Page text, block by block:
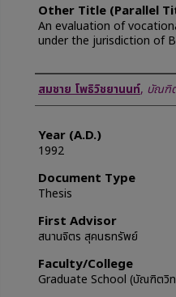
Other Title (Parallel
An evaluation of
under the jurisdiction of
Author
สมชาย โพธิวิชยานนท์, บัณฑิ
Year (A.D.)
1992
Document Type
Thesis
First Advisor
สนานจิตร สุคนธทรัพย์
Faculty/College
Graduate School (บัณฑิตวิ